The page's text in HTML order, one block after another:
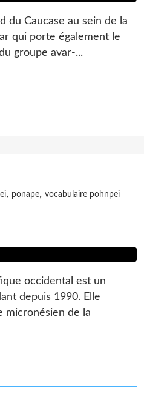
Caucase au sein de la
qui porte également le
groupe avar-...
, ponape, vocabulaire pohnpei
occidental est un
depuis 1990. Elle
micronésien de la